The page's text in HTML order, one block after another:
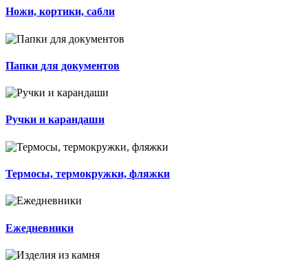
Ножи, кортики, сабли
Папки для документов
Ручки и карандаши
Термосы, термокружки, фляжки
Ежедневники